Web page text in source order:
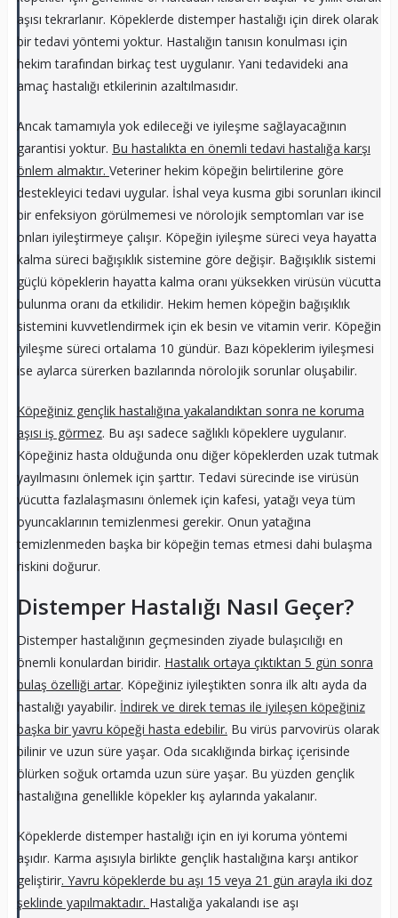
aşısı tekrarlanır. Köpeklerde distemper hastalığı için direk olarak
bir tedavi yöntemi yoktur. Hastalığın tanısın konulması için
hekim tarafından birkaç test uygulanır. Yani tedavideki ana
amaç hastalığı etkilerinin azaltılmasıdır.
Ancak tamamıyla yok edileceği ve iyileşme sağlayacağının
garantisi yoktur. Bu hastalıkta en önemli tedavi hastalığa karşı
önlem almaktır. Veteriner hekim köpeğin belirtilerine göre
destekleyici tedavi uygular. İshal veya kusma gibi sorunları ikincil
bir enfeksiyon görülmemesi ve nörolojik semptomları var ise
onları iyileştirmeye çalışır. Köpeğin iyileşme süreci veya hayatta
kalma süreci bağışıklık sistemine göre değişir. Bağışıklık sistemi
güçlü köpeklerin hayatta kalma oranı yüksekken virüsün vücutta
bulunma oranı da etkilidir. Hekim hemen köpeğin bağışıklık
sistemini kuvvetlendirmek için ek besin ve vitamin verir. Köpeğin
iyileşme süreci ortalama 10 gündür. Bazı köpeklerim iyileşmesi
ise aylarca sürerken bazılarında nörolojik sorunlar oluşabilir.
Köpeğiniz gençlik hastalığına yakalandıktan sonra ne koruma
aşısı iş görmez. Bu aşı sadece sağlıklı köpeklere uygulanır.
Köpeğiniz hasta olduğunda onu diğer köpeklerden uzak tutmak
yayılmasını önlemek için şarttır. Tedavi sürecinde ise virüsün
vücutta fazlalaşmasını önlemek için kafesi, yatağı veya tüm
oyuncaklarının temizlenmesi gerekir. Onun yatağına
temizlenmeden başka bir köpeğin temas etmesi dahi bulaşma
riskini doğurur.
Distemper Hastalığı Nasıl Geçer?
Distemper hastalığının geçmesinden ziyade bulaşıcılığı en
önemli konulardan biridir. Hastalık ortaya çıktıktan 5 gün sonra
bulaş özelliği artar. Köpeğiniz iyileştikten sonra ilk altı ayda da
hastalığı yayabilir. İndirek ve direk temas ile iyileşen köpeğiniz
başka bir yavru köpeği hasta edebilir. Bu virüs parvovirüs olarak
bilinir ve uzun süre yaşar. Oda sıcaklığında birkaç içerisinde
ölürken soğuk ortamda uzun süre yaşar. Bu yüzden gençlik
hastalığına genellikle köpekler kış aylarında yakalanır.
Köpeklerde distemper hastalığı için en iyi koruma yöntemi
aşıdır. Karma aşısıyla birlikte gençlik hastalığına karşı antikor
geliştirir. Yavru köpeklerde bu aşı 15 veya 21 gün arayla iki doz
şeklinde yapılmaktadır. Hastalığa yakalandı ise aşı